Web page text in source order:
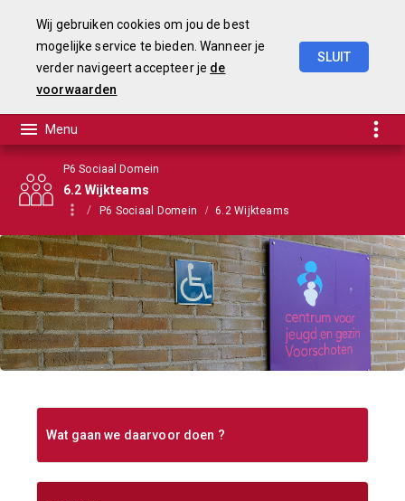
P6 Sociaal Domein
6.2 Wijkteams
P6 Sociaal Domein 6.2 Wijkteams
Wat gaan we daarvoor doen ?
Wij gebruiken cookies om jou de best
mogelijke service te bieden. Wanneer je
verder navigeert accepteer je de
voorwaarden
SLUIT